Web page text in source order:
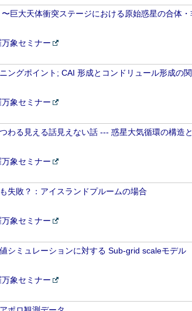
巨大天体衝突ステージにおける原始惑星の合体・
象セミナー
ングポイント; CAI 形成とコンドリュール形成の
象セミナー
わる見える話見えない話 --- 惑星大気循環の構造
象セミナー
失敗？：アイスランドプルームの場合
象セミナー
シミュレーションに対する Sub-grid scaleモデル
象セミナー